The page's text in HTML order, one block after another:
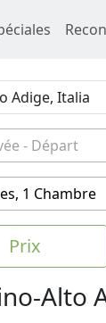
1 Chambre
Prix
Alto